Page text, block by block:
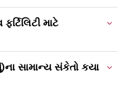
માટે
સામાન્ય સંકેતો કયા